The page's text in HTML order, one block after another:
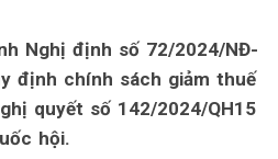
Nghị định số 72/2024/NĐ-
định chính sách giảm thuế
quyết số 142/2024/QH15
hội.